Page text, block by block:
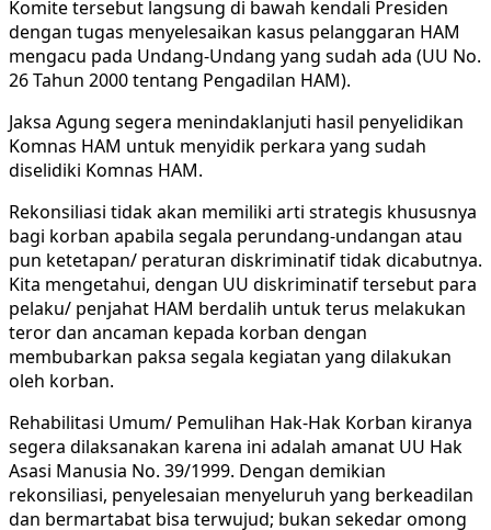
Komite tersebut langsung di bawah kendali Presiden
dengan tugas menyelesaikan kasus pelanggaran HAM
mengacu pada Undang-Undang yang sudah ada (UU No.
26 Tahun 2000 tentang Pengadilan HAM).
Jaksa Agung segera menindaklanjuti hasil penyelidikan
Komnas HAM untuk menyidik perkara yang sudah
diselidiki Komnas HAM.
Rekonsiliasi tidak akan memiliki arti strategis khususnya
bagi korban apabila segala perundang-undangan atau
pun ketetapan/ peraturan diskriminatif tidak dicabutnya.
Kita mengetahui, dengan UU diskriminatif tersebut para
pelaku/ penjahat HAM berdalih untuk terus melakukan
teror dan ancaman kepada korban dengan
membubarkan paksa segala kegiatan yang dilakukan
oleh korban.
Rehabilitasi Umum/ Pemulihan Hak-Hak Korban kiranya
segera dilaksanakan karena ini adalah amanat UU Hak
Asasi Manusia No. 39/1999. Dengan demikian
rekonsiliasi, penyelesaian menyeluruh yang berkeadilan
dan bermartabat bisa terwujud; bukan sekedar omong